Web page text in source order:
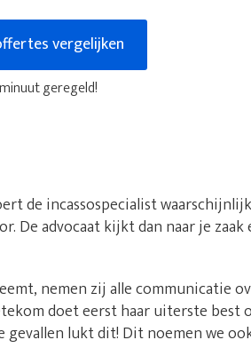
vergelijken
geregeld!
de incassospecialist
advocaat kijkt dan naar je zaak
nemen zij alle communicatie
doet eerst haar uiterste best
lukt dit! Dit noemen we